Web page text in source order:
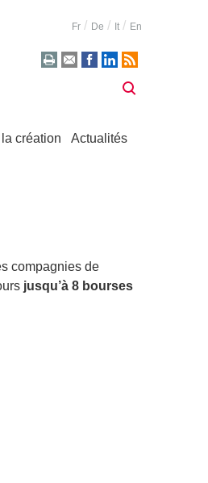
Fr De It En
création Actualités
compagnies de
jusqu’à 8 bourses